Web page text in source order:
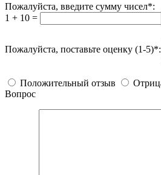
Пожалуйста, введите сумму чисел*:
1 + 10 =
Пожалуйста, поставьте оценку (1-5)*:
Положительный отзыв
Вопрос